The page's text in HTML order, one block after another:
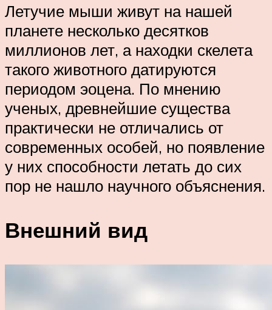
Летучие мыши живут на нашей
планете несколько десятков
миллионов лет, а находки скелета
такого животного датируются
периодом эоцена. По мнению
ученых, древнейшие существа
практически не отличались от
современных особей, но появление
у них способности летать до сих
пор не нашло научного объяснения.
Внешний вид